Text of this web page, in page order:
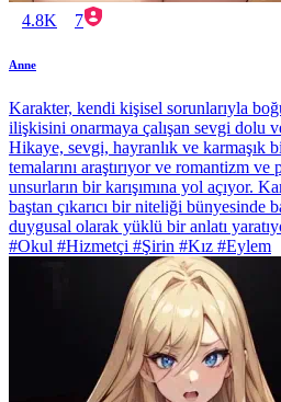
4.8K 7
Anne
Karakter, kendi kişisel sorunlarıyla
ilişkisini onarmaya çalışan sevgi dolu
Hikaye, sevgi, hayranlık ve karmaşık
temalarını araştırıyor ve romantizm
unsurların bir karışımına yol açıyor.
baştan çıkarıcı bir niteliği bünyesinde
duygusal olarak yüklü bir anlatı
#Okul #Hizmetçi #Şirin #Kız #Eylem